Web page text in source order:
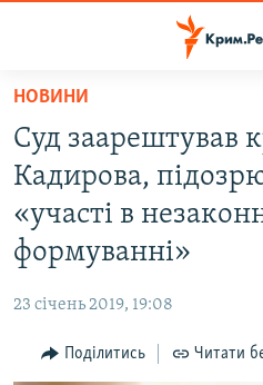
Перейти
основного
матеріалу
до
основної
Перейти
пошуку
ВОДА.КРИМ
ВІДЕО ТА ФОТО
ПОЛІТИКА
ІНТЕРВ'Ю
НОВИНИ
Суд заарештував
Кадирова,
«участі в
формуванні»
23 січень 2019, 19:08
Поділитись Читати